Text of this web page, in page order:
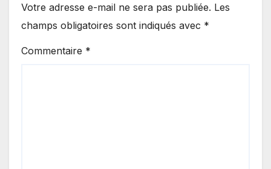
Votre adresse e-mail ne sera pas publiée. Les
champs obligatoires sont indiqués avec *
Commentaire *